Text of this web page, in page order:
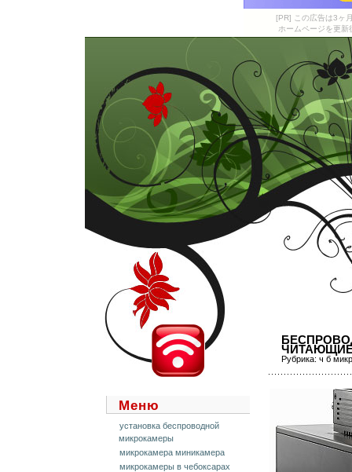
[PR] この広告は3ヶ
ホームページを更
Меню
установка беспроводной
микрокамеры
микрокамера миникамера
микрокамеры в чебоксарах
Рубрика: ч б